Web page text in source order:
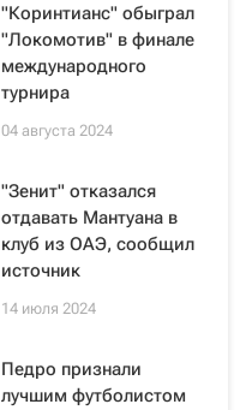
"Коринтианс" обыграл
"Локомотив" в финале
международного
турнира
04 августа 2024
"Зенит" отказался
отдавать Мантуана в
клуб из ОАЭ, сообщил
источник
14 июля 2024
Педро признали
лучшим футболистом